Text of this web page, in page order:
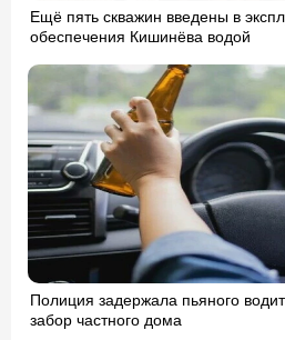
Ещё пять скважин введены в
обеспечения Кишинёва водой
Полиция задержала пьяного
забор частного дома